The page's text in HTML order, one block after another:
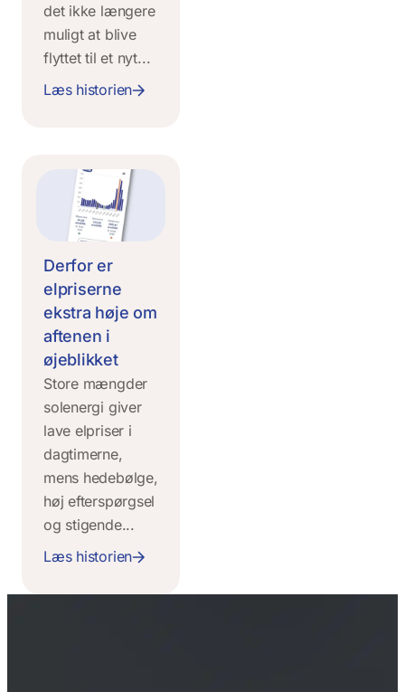
det ikke længere
muligt at blive
flyttet til et nyt...
Læs historien
Derfor er
elpriserne
ekstra høje om
aftenen i
øjeblikket
Store mængder
solenergi giver
lave elpriser i
dagtimerne,
mens hedebølge,
høj efterspørgsel
og stigende...
Læs historien